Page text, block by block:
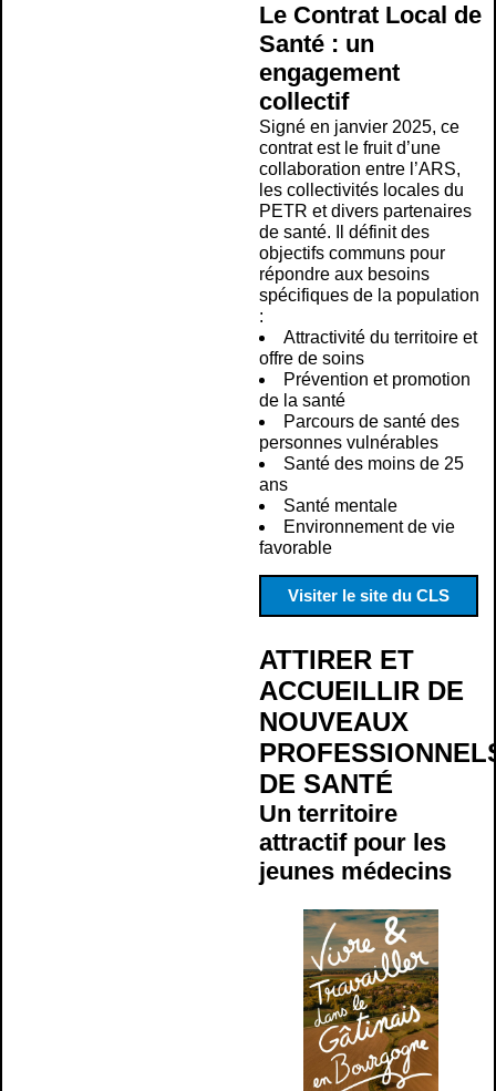
Le Contrat Local de
Santé : un
engagement
collectif
Signé en janvier 2025, ce
contrat est le fruit d’une
collaboration entre l’ARS,
les collectivités locales du
PETR et divers partenaires
de santé. Il définit des
objectifs communs pour
répondre aux besoins
spécifiques de la population
:
Attractivité du territoire et
offre de soins
Prévention et promotion
de la santé
Parcours de santé des
personnes vulnérables
Santé des moins de 25
ans
Santé mentale
Environnement de vie
favorable
Visiter le site du CLS
ATTIRER ET
ACCUEILLIR DE
NOUVEAUX
DE SANTÉ
Un territoire
attractif pour les
jeunes médecins